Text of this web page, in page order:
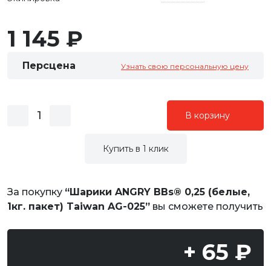
1 145 ₽
Персцена Узнать свою персональную цену
В корзину
Купить в 1 клик
За покупку “Шарики ANGRY BBs® 0,25 (белые,
1кг. пакет) Taiwan AG-025” вы сможете получить
+ 65 ₽